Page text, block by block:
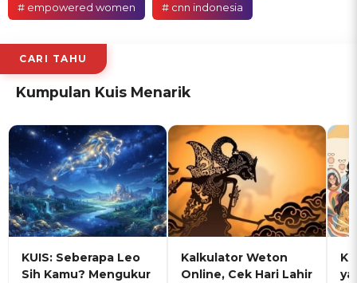
# empowered women # cnn indonesia
CARI TAHU
Kumpulan Kuis Menarik
KUIS: Seberapa Leo
Sih Kamu? Mengukur
Kalkulator Weton
Online, Cek Hari Lahir